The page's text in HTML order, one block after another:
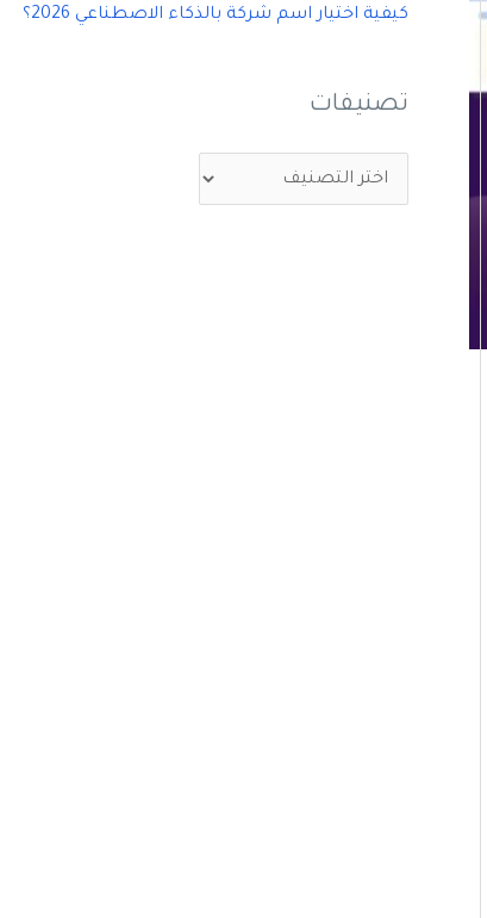
كيفية اختيار اسم شركة بالذكاء الاصطناعي 2026؟
تصنيفات
ص